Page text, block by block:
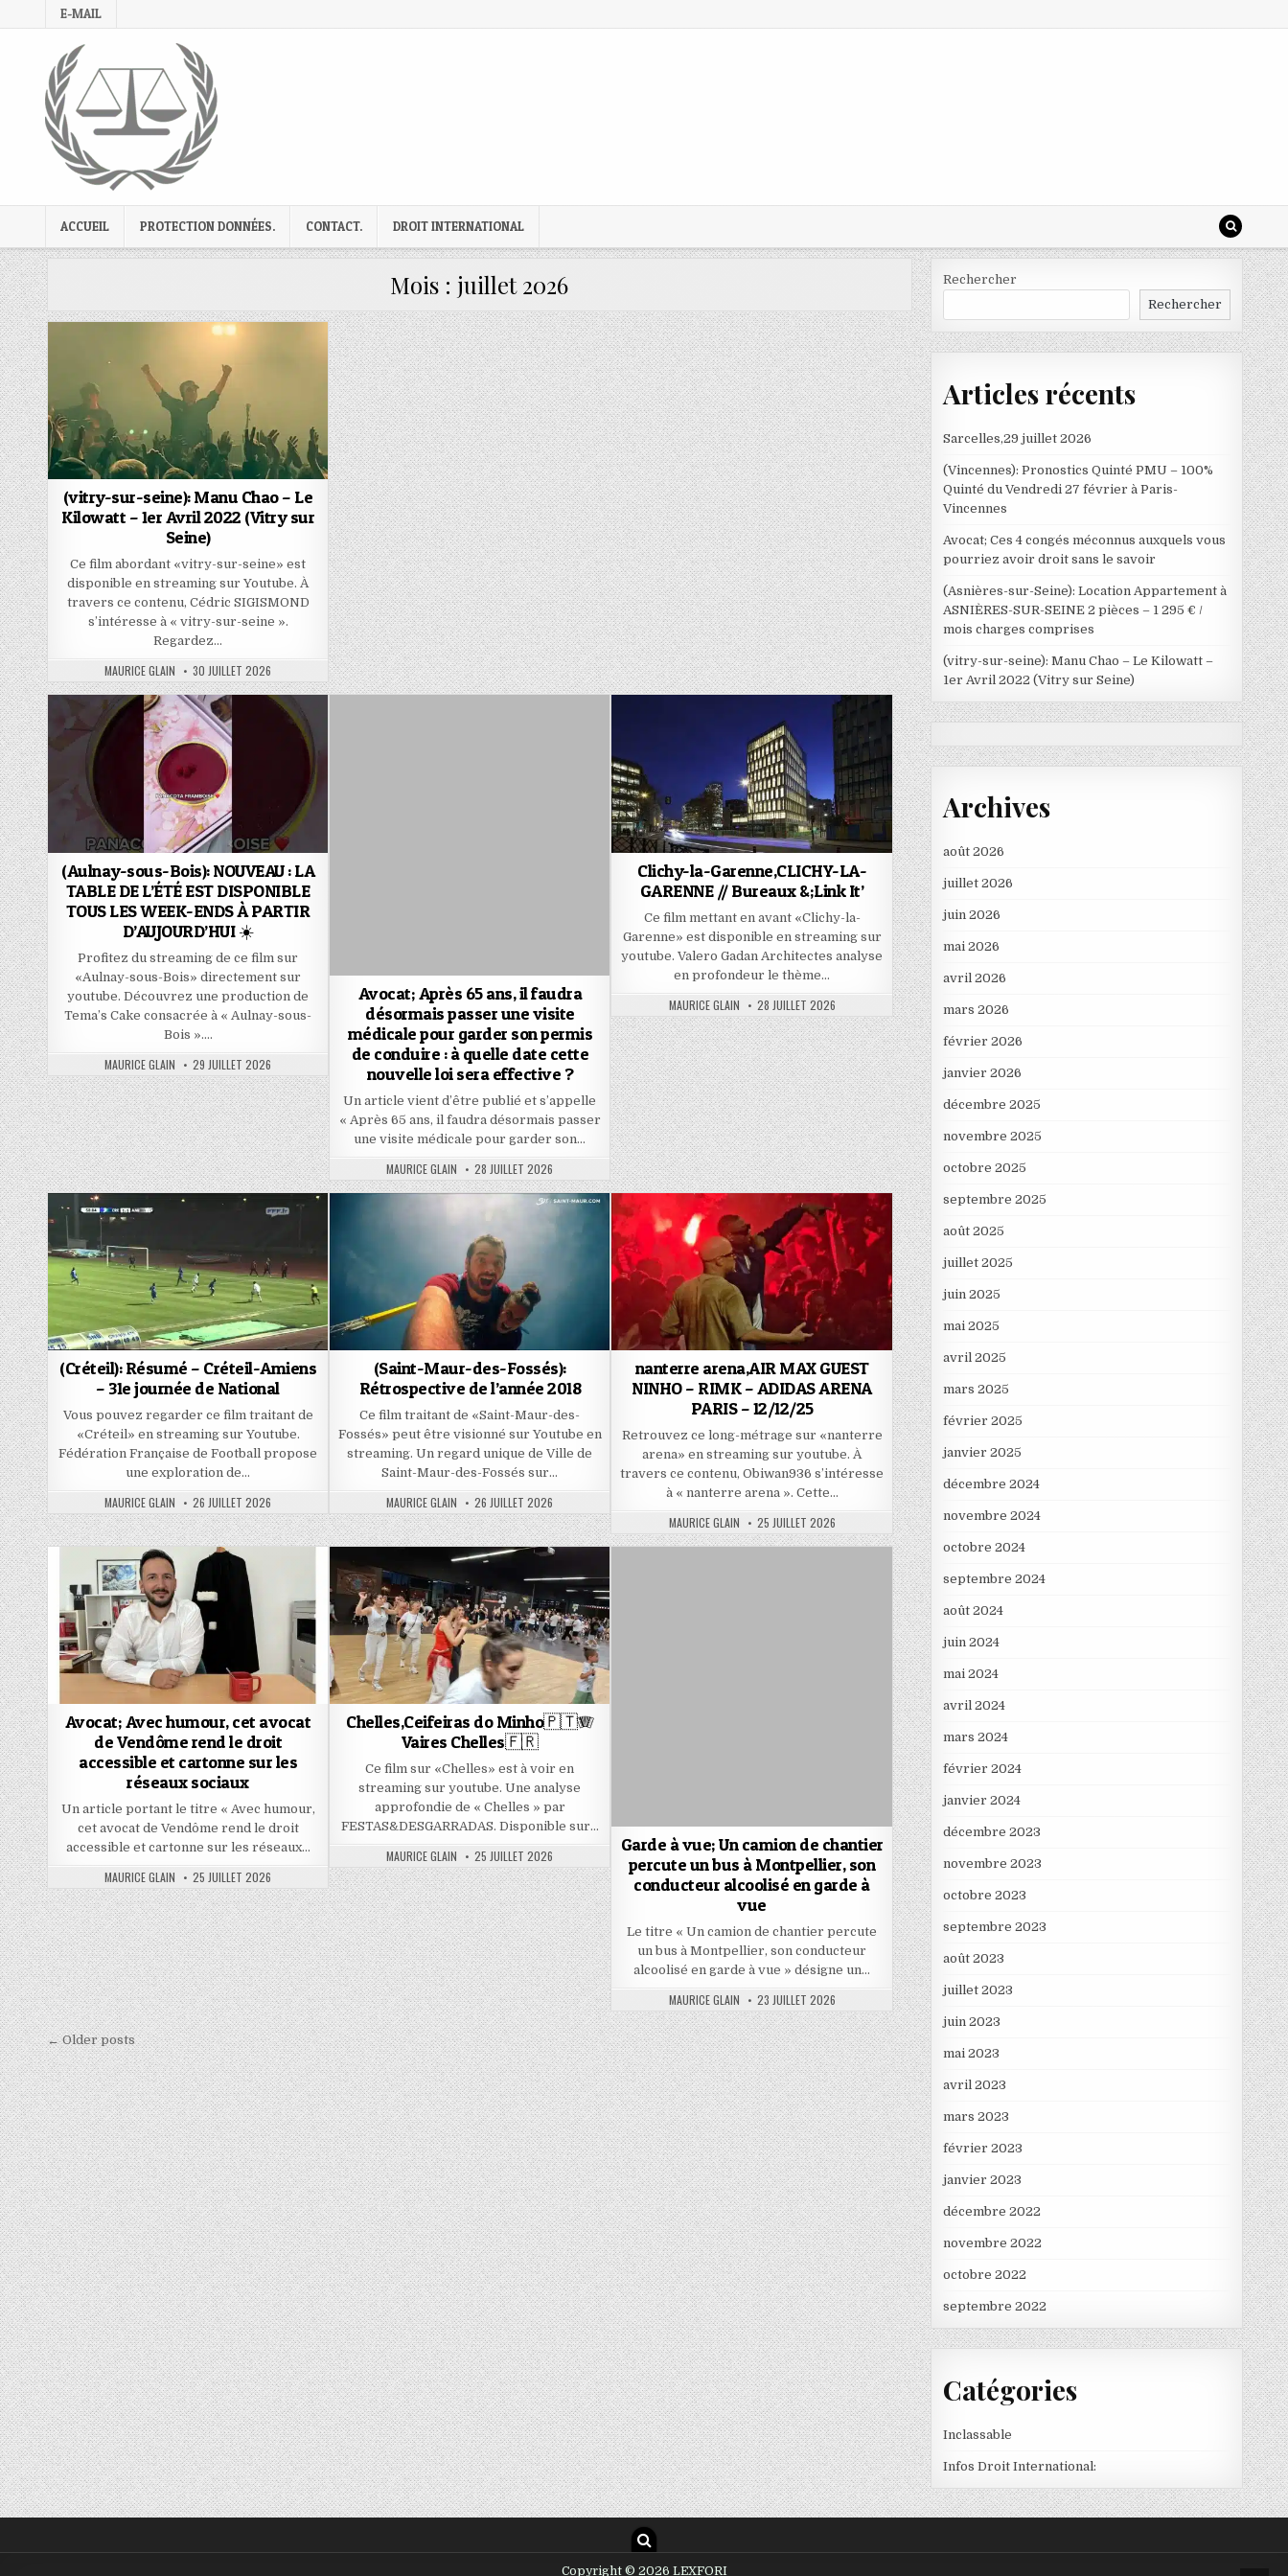
to
E-MAIL
ACCUEIL PROTECTION DONNÉES. CONTACT. DROIT INTERNATIONAL
Mois : juillet 2026
(vitry-sur-seine): Manu Chao – Le
Kilowatt – 1er Avril 2022 (Vitry sur
Seine)
Ce film abordant «vitry-sur-seine» est
disponible en streaming sur Youtube. À
travers ce contenu, Cédric SIGISMOND
s’intéresse à « vitry-sur-seine ».
Regardez…
AUTHOR:
MAURICE GLAIN PUBLISHED
DATE:
30 JUILLET 2026
(Aulnay-sous-Bois): NOUVEAU : LA
TABLE DE L’ÉTÉ EST DISPONIBLE
TOUS LES WEEK-ENDS À PARTIR
D’AUJOURD’HUI ☀️
Profitez du streaming de ce film sur
«Aulnay-sous-Bois» directement sur
youtube. Découvrez une production de
Tema’s Cake consacrée à « Aulnay-sous-
Bois »….
AUTHOR:
MAURICE GLAIN PUBLISHED
DATE:
29 JUILLET 2026
Avocat; Après 65 ans, il faudra
désormais passer une visite
médicale pour garder son permis
de conduire : à quelle date cette
nouvelle loi sera effective ?
Un article vient d’être publié et s’appelle
« Après 65 ans, il faudra désormais passer
une visite médicale pour garder son…
AUTHOR:
MAURICE GLAIN PUBLISHED
DATE:
28 JUILLET 2026
Clichy-la-Garenne,CLICHY-LA-
GARENNE // Bureaux &;Link It’
Ce film mettant en avant «Clichy-la-
Garenne» est disponible en streaming sur
youtube. Valero Gadan Architectes analyse
en profondeur le thème…
AUTHOR:
MAURICE GLAIN PUBLISHED
DATE:
28 JUILLET 2026
(Créteil): Résumé – Créteil-Amiens
– 31e journée de National
Vous pouvez regarder ce film traitant de
«Créteil» en streaming sur Youtube.
Fédération Française de Football propose
une exploration de…
AUTHOR:
MAURICE GLAIN PUBLISHED
DATE:
26 JUILLET 2026
(Saint-Maur-des-Fossés):
Rétrospective de l’année 2018
Ce film traitant de «Saint-Maur-des-
Fossés» peut être visionné sur Youtube en
streaming. Un regard unique de Ville de
Saint-Maur-des-Fossés sur…
AUTHOR:
MAURICE GLAIN PUBLISHED
DATE:
26 JUILLET 2026
nanterre arena,AIR MAX GUEST
NINHO – RIMK – ADIDAS ARENA
PARIS – 12/12/25
Retrouvez ce long-métrage sur «nanterre
arena» en streaming sur youtube. À
travers ce contenu, Obiwan936 s’intéresse
à « nanterre arena ». Cette…
AUTHOR:
MAURICE GLAIN PUBLISHED
DATE:
25 JUILLET 2026
Avocat; Avec humour, cet avocat
de Vendôme rend le droit
accessible et cartonne sur les
réseaux sociaux
Un article portant le titre « Avec humour,
cet avocat de Vendôme rend le droit
accessible et cartonne sur les réseaux…
AUTHOR:
MAURICE GLAIN PUBLISHED
DATE:
25 JUILLET 2026
Chelles,Ceifeiras do Minho🇵🇹🪗
Vaires Chelles🇫🇷
Ce film sur «Chelles» est à voir en
streaming sur youtube. Une analyse
approfondie de « Chelles » par
FESTAS&DESGARRADAS. Disponible sur…
AUTHOR:
MAURICE GLAIN PUBLISHED
DATE:
25 JUILLET 2026
Garde à vue; Un camion de chantier
percute un bus à Montpellier, son
conducteur alcoolisé en garde à
vue
Le titre « Un camion de chantier percute
un bus à Montpellier, son conducteur
alcoolisé en garde à vue » désigne un…
AUTHOR:
MAURICE GLAIN PUBLISHED
DATE:
23 JUILLET 2026
Navigation
des
articles
← Older posts
Rechercher
Rechercher
Articles récents
Sarcelles,29 juillet 2026
(Vincennes): Pronostics Quinté PMU – 100%
Quinté du Vendredi 27 février à Paris-
Vincennes
Avocat; Ces 4 congés méconnus auxquels vous
pourriez avoir droit sans le savoir
(Asnières-sur-Seine): Location Appartement à
ASNIÈRES-SUR-SEINE 2 pièces – 1 295 € /
mois charges comprises
(vitry-sur-seine): Manu Chao – Le Kilowatt –
1er Avril 2022 (Vitry sur Seine)
Archives
août 2026
juillet 2026
juin 2026
mai 2026
avril 2026
mars 2026
février 2026
janvier 2026
décembre 2025
novembre 2025
octobre 2025
septembre 2025
août 2025
juillet 2025
juin 2025
mai 2025
avril 2025
mars 2025
février 2025
janvier 2025
décembre 2024
novembre 2024
octobre 2024
septembre 2024
août 2024
juin 2024
mai 2024
avril 2024
mars 2024
février 2024
janvier 2024
décembre 2023
novembre 2023
octobre 2023
septembre 2023
août 2023
juillet 2023
juin 2023
mai 2023
avril 2023
mars 2023
février 2023
janvier 2023
décembre 2022
novembre 2022
octobre 2022
septembre 2022
Catégories
Inclassable
Infos Droit International:
Copyright © 2026 LEXFORI